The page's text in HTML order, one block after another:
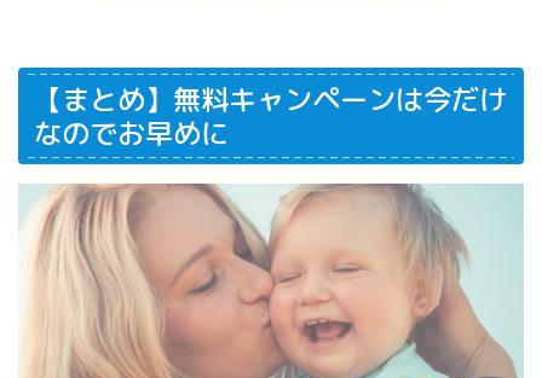
【まとめ】無料キャンペーンは今だけ
なのでお早めに